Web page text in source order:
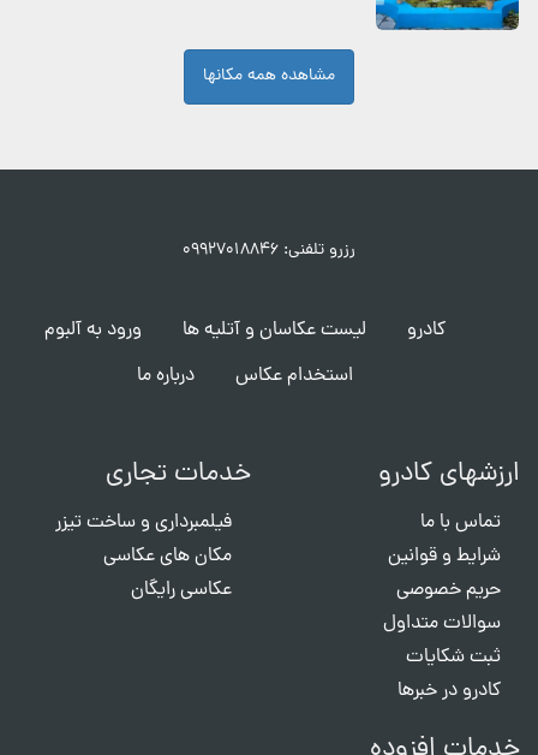
مشاهده همه مکانها
رزرو تلفنی: ۰۹۹۲۷۰۱۸۸۴۶
کادرو لیست عکاسان و آتلیه ها
ورود به آلبوم
استخدام عکاس
درباره ما
ارزشهای کادرو
تماس با ما
شرایط و قوانین
حریم خصوصی
سوالات متداول
ثبت شکایات
کادرو در خبرها
خدمات تجاری
فیلمبرداری و ساخت تیزر
مکان های عکاسی
عکاسی رایگان